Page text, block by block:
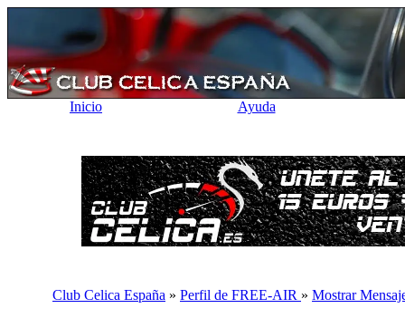
Inicio Ayuda
Club Celica España » Perfil de FREE-AIR » Mostrar